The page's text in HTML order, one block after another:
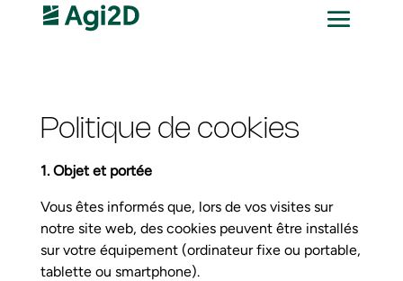
Politique de cookies
1. Objet et portée
Vous êtes informés que, lors de vos visites sur
notre site web, des cookies peuvent être installés
sur votre équipement (ordinateur fixe ou portable,
tablette ou smartphone).